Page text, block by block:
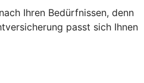
Ihren Bedürfnissen, denn
passt sich Ihnen